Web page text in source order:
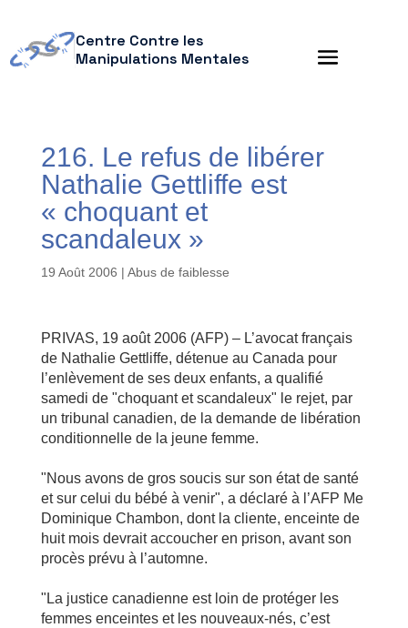
Centre Contre les
Manipulations Mentales
216. Le refus de libérer
Nathalie Gettliffe est
« choquant et
scandaleux »
19 Août 2006 | Abus de faiblesse
PRIVAS, 19 août 2006 (AFP) – L’avocat français
de Nathalie Gettliffe, détenue au Canada pour
l’enlèvement de ses deux enfants, a qualifié
samedi de "choquant et scandaleux" le rejet, par
un tribunal canadien, de la demande de libération
conditionnelle de la jeune femme.
"Nous avons de gros soucis sur son état de santé
et sur celui du bébé à venir", a déclaré à l’AFP Me
Dominique Chambon, dont la cliente, enceinte de
huit mois devrait accoucher en prison, avant son
procès prévu à l’automne.
"La justice canadienne est loin de protéger les
femmes enceintes et les nouveaux-nés, c’est